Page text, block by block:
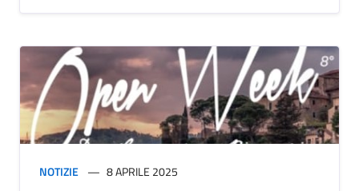
NOTIZIE 8 APRILE 2025